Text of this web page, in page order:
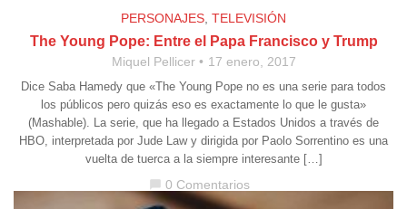
PERSONAJES, TELEVISIÓN
The Young Pope: Entre el Papa Francisco y Trump
Miquel Pellicer 17 enero, 2017
Dice Saba Hamedy que «The Young Pope no es una serie para todos
los públicos pero quizás eso es exactamente lo que le gusta»
(Mashable). La serie, que ha llegado a Estados Unidos a través de
HBO, interpretada por Jude Law y dirigida por Paolo Sorrentino es una
vuelta de tuerca a la siempre interesante […]
chat_bubble 0 Comentarios